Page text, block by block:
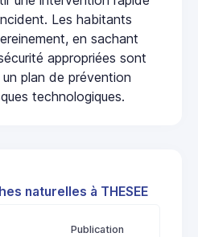
Les habitants
en sachant
appropriées sont
plan de prévention
technologiques.
naturelles à THESEE
Publication